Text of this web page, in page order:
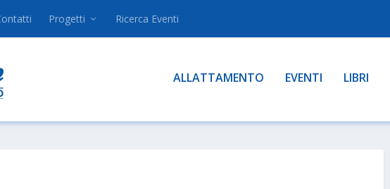
Progetti Ricerca Eventi
ALLATTAMENTO EVENTI LIBRI